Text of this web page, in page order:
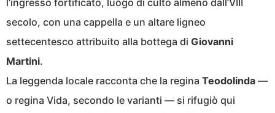
l’ingresso fortificato, luogo di culto almeno dall’VIII
secolo, con una cappella e un altare ligneo
settecentesco attribuito alla bottega di Giovanni
Martini.
La leggenda locale racconta che la regina Teodolinda —
o regina Vida, secondo le varianti — si rifugiò qui